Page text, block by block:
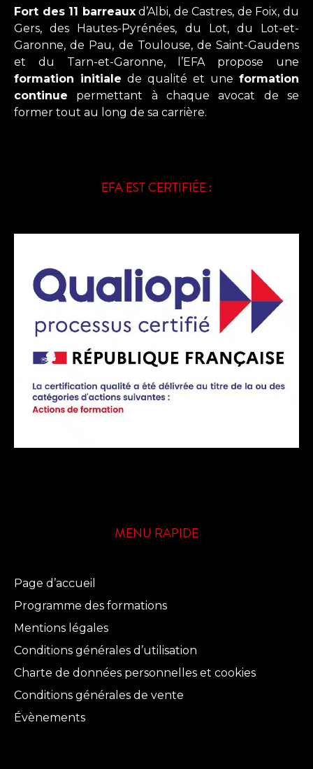
Fort des 11 barreauxd’Albi, de Castres, de Foix, du
Gers, des Hautes-Pyrénées, du Lot, du Lot-et-
Garonne, de Pau, de Toulouse, de Saint-Gaudens
et du Tarn-et-Garonne, l’EFA propose une
formation initiale de qualité et une formation
continue permettant à chaque avocat de se
former tout au long de sa carrière.
EFA EST CERTIFIÉE :
MENU RAPIDE
Page d’accueil
Programme des formations
Mentions légales
Conditions générales d’utilisation
Charte de données personnelles et cookies
Conditions générales de vente
Évènements